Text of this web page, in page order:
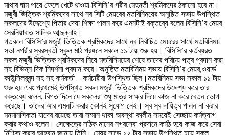
মাথার ঘাম পায়ে ফেলে খেটে খাওয়া বিসিসি’র গরীব মেহনতী শ্রমিকদের ঠকানো হবে না।
মজুরী ভিত্তিক শ্রমিকদের সাথে নব সিটি মেয়রের মতবিনিময়ের অনুষ্ঠিত সভায় উপস্থিত
সকলদের উদ্দেশ্যে পিতার দেয়া শিক্ষা পালন করে এমনটাই বক্তব্যে বলেন বিসিসি’র মেয়র
সেরনিয়াবাত সাদিক আব্দুল্লাহ।
গতকাল বিসিসি’র মজুরী ভিত্তিক শ্রমিকদের সাথে নব নির্বাচিত মেয়রের সাথে মতবিনিময়
সভা নগরীর স্বরস্বতী স্কুল মাঠ প্রঙ্গনে সকাল ১১ টায় শুরু হয়। বিসিসি’র কর্তব্যরত
সকল মজুরী ভিত্তিক শ্রমিকদের নিয়ে মতবিনিময়ের শেষে তাদের পরিচয় পত্র প্রদান করা
সহ বিভিন্ন দিক নিদর্শনা প্রদান করে।অনুষ্ঠিত মতবিনিময় সভায় বিসিসি’র মেয়র,ওয়ার্ড
কাউন্সিলরবৃন্দ সহ সহ কর্মকর্তা – কর্মচারীরা উপস্থিত ছিল।মতবিনিময় সভা সকাল ১১ টায়
শুরু হয় এবং প্রথমেই উপস্থিত সকল মজুরী ভিত্তিক শ্রমিকদের উদ্দেশ্য করে তার
বক্তব্যে বলেন, বিগত দিনে যে সকলেরা শুধু মাত্র সাক্ষর দিয়ে কাজ না করে বেতন ভোগ
করেছে। তাদের আর এমনটি করার কোনই সুযোগ নেই। স্ব স্ব দায়িত্ব পালন না করার
মনমানসিকতা যাদের রয়েছে তারা সম্মান থাকা অবস্থা কালীন সময়েই সেচ্ছায় কর্মত্যাগ
করার কথাও বলেন। সেক্ষেত্রে সঠিক মানের নগরসেবা প্রদানে কর্মঠ হয়ে কাজ করে সেবা